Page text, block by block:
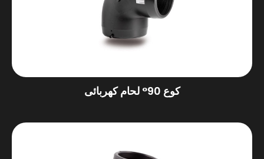
كوع 90° لحام كهربائى